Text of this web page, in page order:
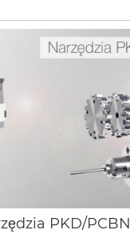
PKD/PCBN